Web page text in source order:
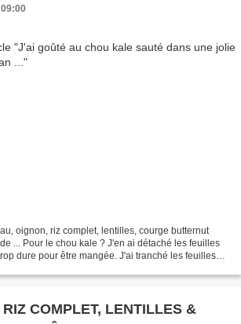
oignon, riz complet, lentilles, courge butternut
... Pour le chou kale ? J'en ai détaché les feuilles
dure pour être mangée. J'ai tranché les feuilles
COMPLET, LENTILLES &